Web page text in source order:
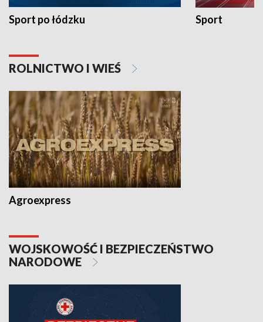
Sport po łódzku Sport
ROLNICTWO I WIEŚ
Agroexpress
WOJSKOWOŚĆ I BEZPIECZEŃSTWO
NARODOWE